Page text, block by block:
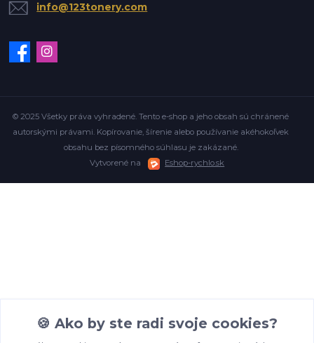
info@123tonery.com
© 2025 Všetky práva vyhradené. Tento e-shop a jeho obsah sú chránené
autorskými právami. Kopírovanie, šírenie alebo používanie akéhokoľvek
obsahu bez písomného súhlasu je zakázané.
Vytvorené na
Eshop-rychlo.sk
🍪 Ako by ste radi svoje cookies?